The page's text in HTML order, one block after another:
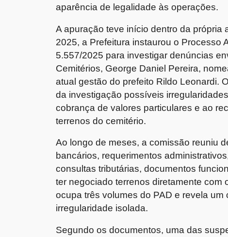
aparência de legalidade às operações.
A apuração teve início dentro da própria
2025, a Prefeitura instaurou o Processo
5.557/2025 para investigar denúncias
Cemitérios, George Daniel Pereira,
atual gestão do prefeito Rildo Leonardi.
da investigação possíveis
cobrança de valores particulares e ao
terrenos do cemitério.
Ao longo de meses, a comissão reuniu
bancários, requerimentos
consultas tributárias, documentos
ter negociado terrenos diretamente com
ocupa três volumes do PAD e revela
irregularidade isolada.
Segundo os documentos, uma das